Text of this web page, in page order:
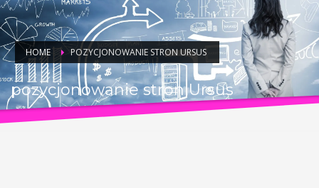
HOME POZYCJONOWANIE STRON URSUS
pozycjonowanie stron Ursus